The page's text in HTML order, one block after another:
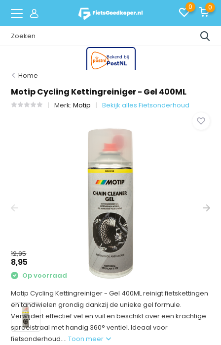
0 0
Home
Motip Cycling Kettingreiniger - Gel 400ML
Merk:Motip Bekijk alles Fietsonderhoud
12,95
8,95
Op voorraad
Motip Cycling Kettingreiniger - Gel 400ML reinigt fietskettingen
en tandwielen grondig dankzij de unieke gel formule.
Verwijdert effectief vet en vuil en beschikt over een krachtige
sproeistraal met handig 360° ventiel. Ideaal voor
fietsonderhoud....Toon meer